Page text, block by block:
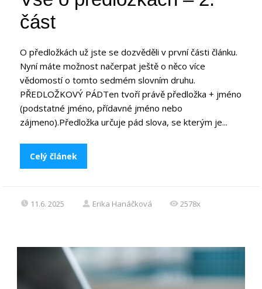
část
O předložkách už jste se dozvěděli v první části článku.
Nyní máte možnost načerpat ještě o něco více
vědomostí o tomto sedmém slovním druhu.
PŘEDLOŽKOVÝ PÁDTen tvoří právě předložka + jméno
(podstatné jméno, přídavné jméno nebo
zájmeno).Předložka určuje pád slova, se kterým je...
Celý článek
11.6. 2025 Erika Hanáčková 2578x